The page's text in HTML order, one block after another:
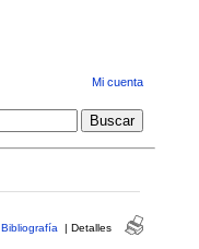
Mi cuenta
Bibliografía | Detalles